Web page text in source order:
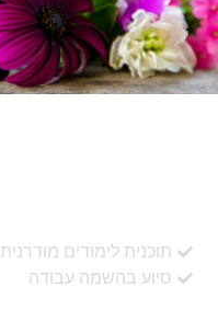
תוכנית לימודים מודרנית
סיוע בהשמה עבודה